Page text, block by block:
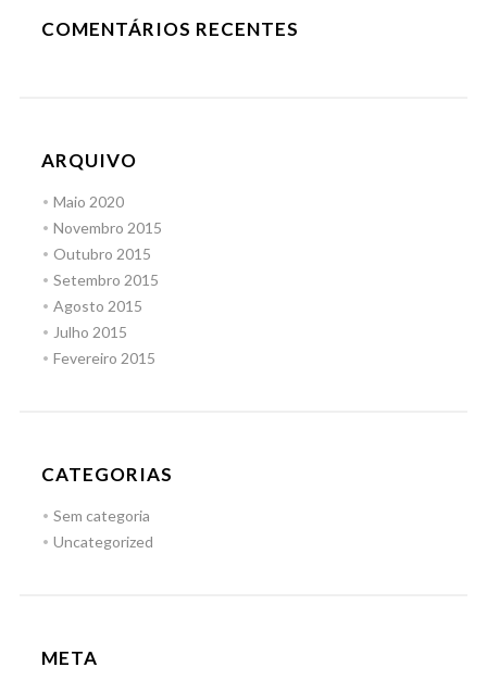
COMENTÁRIOS RECENTES
ARQUIVO
Maio 2020
Novembro 2015
Outubro 2015
Setembro 2015
Agosto 2015
Julho 2015
Fevereiro 2015
CATEGORIAS
Sem categoria
Uncategorized
META